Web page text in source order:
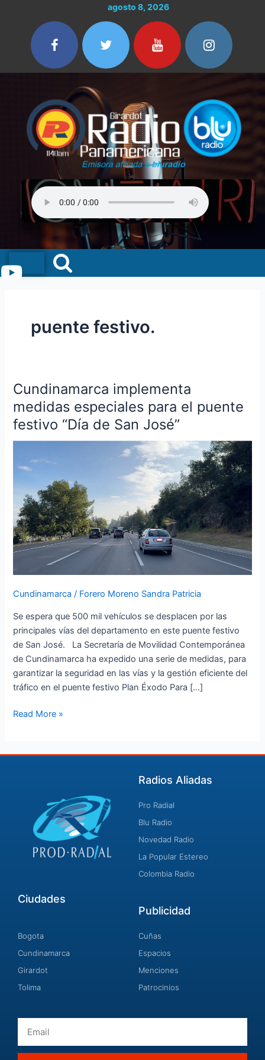
contenido
agosto 8, 2026
Menu
puente festivo.
Cundinamarca implementa
medidas especiales para el puente
festivo “Día de San José”
Cundinamarca / Forero Moreno Sandra Patricia
Se espera que 500 mil vehículos se desplacen por las
principales vías del departamento en este puente festivo
de San José. La Secretaría de Movilidad Contemporánea
de Cundinamarca ha expedido una serie de medidas, para
garantizar la seguridad en las vías y la gestión eficiente del
tráfico en el puente festivo Plan Éxodo Para […]
Cundinamarca
implementa
medidas
especiales
para
puente
festivo
“Día
de
San
José”
Read More »
Radios Aliadas
Pro Radial
Blu Radio
Novedad Radio
La Popular Estereo
Colombia Radio
Ciudades
Bogota
Cundinamarca
Girardot
Tolima
Publicidad
Cuñas
Espacios
Menciones
Patrocinios